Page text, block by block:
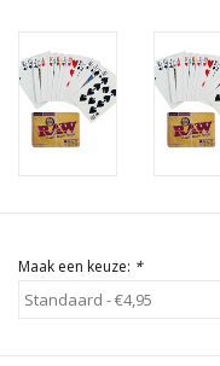
Maak een keuze: *